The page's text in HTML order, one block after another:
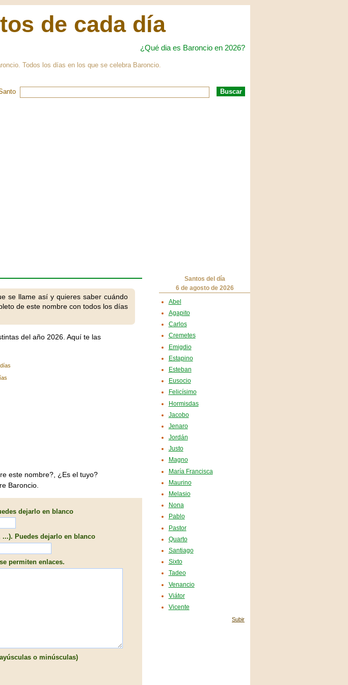
de cada día
¿Qué dia es Baroncio en 2026?
Todos los días en los que se celebra Baroncio.
se llame así y quieres saber cuándo
de este nombre con todos los días
del año 2026. Aquí te las
este nombre?, ¿Es el tuyo?
Baroncio.
dejarlo en blanco
Puedes dejarlo en blanco
permiten enlaces.
o minúsculas)
Santos del día
6 de agosto de 2026
Abel
Agapito
Carlos
Cremetes
Emigdio
Estapino
Esteban
Eusocio
Felicísimo
Hormisdas
Jacobo
Jenaro
Jordán
Justo
Magno
María Francisca
Maurino
Melasio
Nona
Pablo
Pastor
Quarto
Santiago
Sixto
Tadeo
Venancio
Viátor
Vicente
Subir